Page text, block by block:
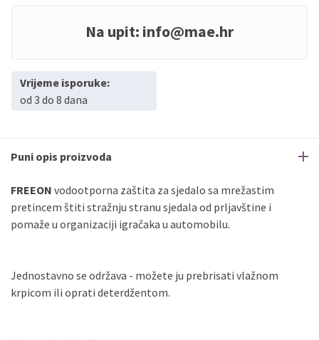
Na upit: info@mae.hr
Vrijeme isporuke:
od 3 do 8 dana
Puni opis proizvoda
FREEON vodootporna zaštita za sjedalo sa mrežastim
pretincem štiti stražnju stranu sjedala od prljavštine i
pomaže u organizaciji igračaka u automobilu.
Jednostavno se održava - možete ju prebrisati vlažnom
krpicom ili oprati deterdžentom.